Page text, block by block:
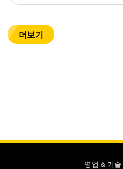
더보기
영업 & 기술